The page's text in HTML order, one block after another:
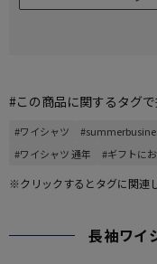
#この商品に関するタグ
#ワイシャツ
#ワイシャツ 通年
#ギフトに
※クリックするとタグに関連
長袖ワイ